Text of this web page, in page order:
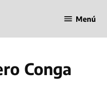
Línea
Menú
Conga